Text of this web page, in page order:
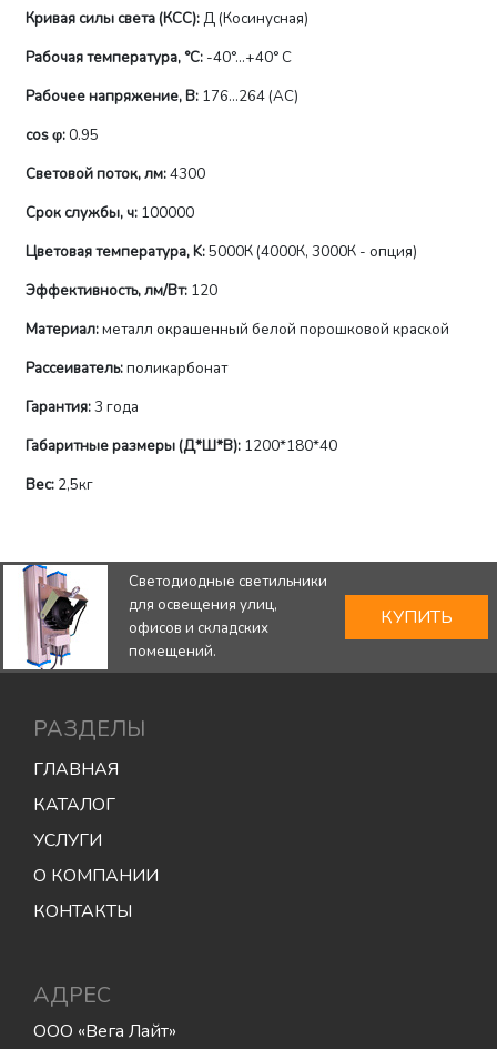
Кривая силы света (КСС):Д (Косинусная)
Рабочая температура, °C: -40°...+40° С
Рабочее напряжение, В: 176...264 (AС)
сos φ:0.95
Световой поток, лм:4300
Срок службы, ч: 100000
Цветовая температура, K:5000К (4000К, 3000К - опция)
Эффективность, лм/Вт: 120
Материал:металл окрашенный белой порошковой краской
Рассеиватель:поликарбонат
Гарантия:3 года
Габаритные размеры (Д*Ш*В): 1200*180*40
Вес: 2,5кг
Светодиодные светильники
для освещения улиц,
офисов и складских
помещений.
КУПИТЬ
РАЗДЕЛЫ
ГЛАВНАЯ
КАТАЛОГ
УСЛУГИ
О КОМПАНИИ
КОНТАКТЫ
АДРЕС
ООО «Вега Лайт»